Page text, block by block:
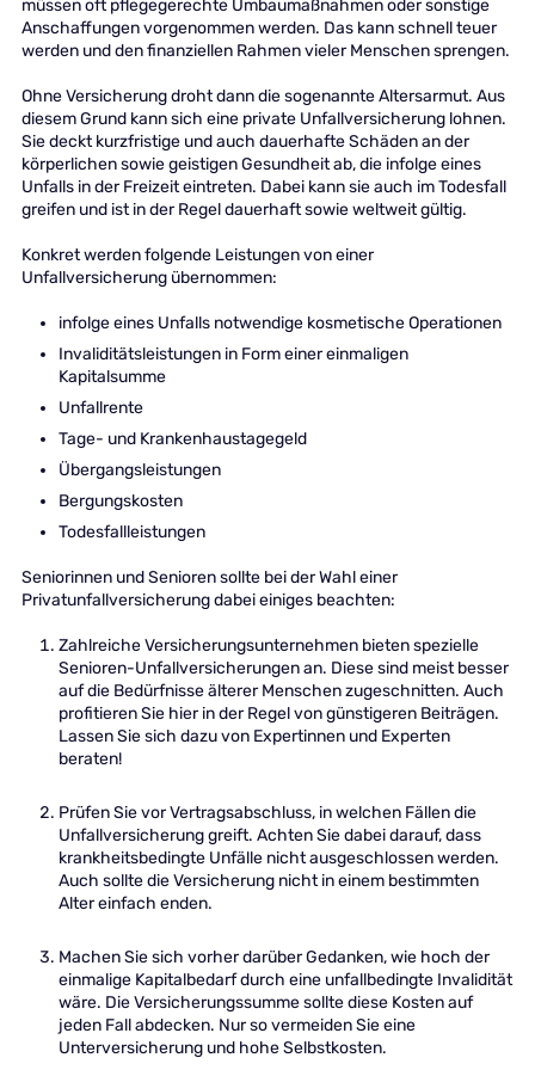
müssen oft pflegegerechte Umbaumaßnahmen oder sonstige
Anschaffungen vorgenommen werden. Das kann schnell teuer
werden und den finanziellen Rahmen vieler Menschen sprengen.
Ohne Versicherung droht dann die sogenannte Altersarmut. Aus
diesem Grund kann sich eine private Unfallversicherung lohnen.
Sie deckt kurzfristige und auch dauerhafte Schäden an der
körperlichen sowie geistigen Gesundheit ab, die infolge eines
Unfalls in der Freizeit eintreten. Dabei kann sie auch im Todesfall
greifen und ist in der Regel dauerhaft sowie weltweit gültig.
Konkret werden folgende Leistungen von einer
Unfallversicherung übernommen:
infolge eines Unfalls notwendige kosmetische Operationen
Invaliditätsleistungen in Form einer einmaligen
Kapitalsumme
Unfallrente
Tage- und Krankenhaustagegeld
Übergangsleistungen
Bergungskosten
Todesfallleistungen
Seniorinnen und Senioren sollte bei der Wahl einer
Privatunfallversicherung dabei einiges beachten:
Zahlreiche Versicherungsunternehmen bieten spezielle
Senioren-Unfallversicherungen an. Diese sind meist besser
auf die Bedürfnisse älterer Menschen zugeschnitten. Auch
profitieren Sie hier in der Regel von günstigeren Beiträgen.
Lassen Sie sich dazu von Expertinnen und Experten
beraten!
Prüfen Sie vor Vertragsabschluss, in welchen Fällen die
Unfallversicherung greift. Achten Sie dabei darauf, dass
krankheitsbedingte Unfälle nicht ausgeschlossen werden.
Auch sollte die Versicherung nicht in einem bestimmten
Alter einfach enden.
Machen Sie sich vorher darüber Gedanken, wie hoch der
einmalige Kapitalbedarf durch eine unfallbedingte Invalidität
wäre. Die Versicherungssumme sollte diese Kosten auf
jeden Fall abdecken. Nur so vermeiden Sie eine
Unterversicherung und hohe Selbstkosten.